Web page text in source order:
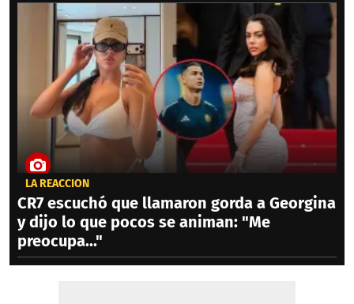
LA REACCIÓN
CR7 escuchó que llamaron gorda a Georgina
y dijo lo que pocos se animan: "Me
preocupa..."